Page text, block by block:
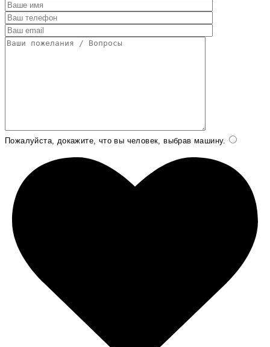
Пожалуйста, докажите, что вы человек, выбрав машину.